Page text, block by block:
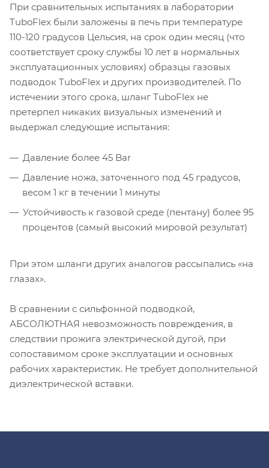
При сравнительных испытаниях в лаборатории
TuboFlex были заложены в печь при температуре
110-120 градусов Цельсия, на срок один месяц (что
соответствует сроку службы 10 лет в нормальных
эксплуатационных условиях) образцы газовых
подводок TuboFlex и других производителей. По
истечении этого срока, шланг TuboFlex не
претерпел никаких визуальных изменений и
выдержал следующие испытания:
Давление более 45 Bar
Давление ножа, заточенного под 45 градусов,
весом 1 кг в течении 1 минуты
Устойчивость к газовой среде (пентану) более 95
процентов (самый высокий мировой результат)
При этом шланги других аналогов рассыпались «на
глазах».
В сравнении с сильфонной подводкой,
АБСОЛЮТНАЯ невозможность повреждения, в
следствии прожига электрической дугой, при
сопоставимом сроке эксплуатации и основных
рабочих характеристик. Не требует дополнительной
диэлектрической вставки.